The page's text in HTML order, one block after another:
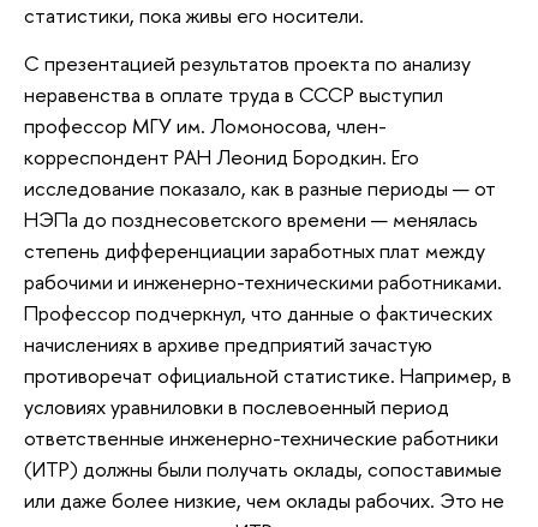
статистики, пока живы его носители.
С презентацией результатов проекта по анализу
неравенства в оплате труда в СССР выступил
профессор МГУ им. Ломоносова, член-
корреспондент РАН Леонид Бородкин. Его
исследование показало, как в разные периоды — от
НЭПа до позднесоветского времени — менялась
степень дифференциации заработных плат между
рабочими и инженерно-техническими работниками.
Профессор подчеркнул, что данные о фактических
начислениях в архиве предприятий зачастую
противоречат официальной статистике. Например, в
условиях уравниловки в послевоенный период
ответственные инженерно-технические работники
(ИТР) должны были получать оклады, сопоставимые
или даже более низкие, чем оклады рабочих. Это не